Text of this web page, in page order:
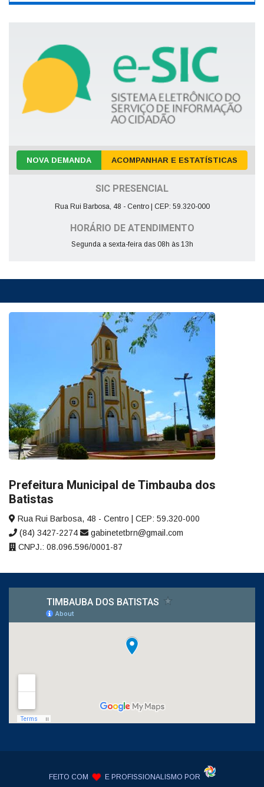
NOVA DEMANDA ACOMPANHAR E ESTATÍSTICAS
SIC PRESENCIAL
Rua Rui Barbosa, 48 - Centro | CEP: 59.320-000
HORÁRIO DE ATENDIMENTO
Segunda a sexta-feira das 08h às 13h
Prefeitura Municipal de Timbauba dos
Batistas
Rua Rui Barbosa, 48 - Centro | CEP: 59.320-000
(84) 3427-2274
gabinetetbrn@gmail.com
CNPJ.: 08.096.596/0001-87
FEITO COM E PROFISSIONALISMO POR